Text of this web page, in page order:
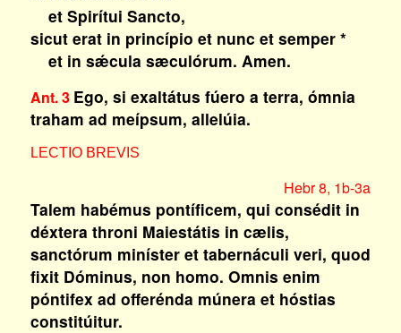
et Spirítui Sancto,
sicut erat in princípio et nunc et semper *
et in sǽcula sæculórum. Amen.
Ant. 3 Ego, si exaltátus fúero a terra, ómnia
traham ad meípsum, allelúia.
LECTIO BREVIS
Hebr 8, 1b-3a
Talem habémus pontíficem, qui consédit in
déxtera throni Maiestátis in cælis,
sanctórum miníster et tabernáculi veri, quod
fixit Dóminus, non homo. Omnis enim
póntifex ad offerénda múnera et hóstias
constitúitur.